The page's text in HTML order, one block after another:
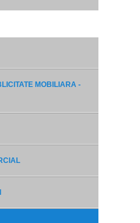
MOBILIARA -